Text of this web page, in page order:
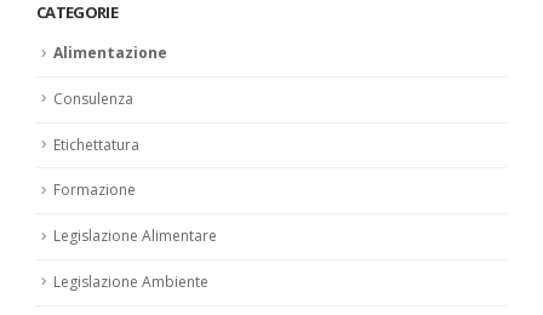
CATEGORIE
Alimentazione
Consulenza
Etichettatura
Formazione
Legislazione Alimentare
Legislazione Ambiente